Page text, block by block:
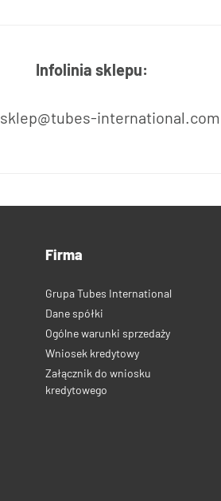
Infolinia sklepu:
sklep@tubes-international.com
Firma
Grupa Tubes International
Dane spółki
Ogólne warunki sprzedaży
Wniosek kredytowy
Załącznik do wniosku
kredytowego